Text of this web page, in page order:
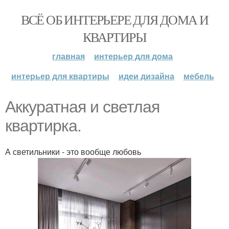
ВСЁ ОБ ИНТЕРЬЕРЕ ДЛЯ ДОМА И
КВАРТИРЫ
главная
интерьер для дома
интерьер для квартиры
идеи дизайна мебель
Аккуратная и светлая
квартирка.
А светильники - это вообще любовь